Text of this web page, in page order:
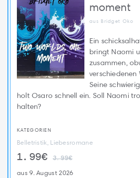
moment
aus Bridget Oko
Ein
bringt Naomi
zusammen,
verschiedenen
Seine
holt Osaro schnell ein. Soll Naomi
halten?
KATEGORIEN
Belletristik, Liebesromane
1.99€ 3.99€
aus 9. August 2026